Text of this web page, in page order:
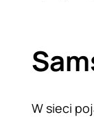
W sieci